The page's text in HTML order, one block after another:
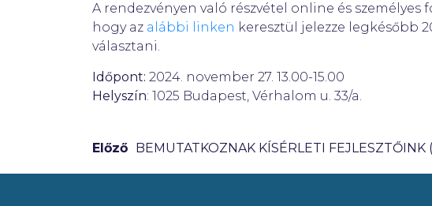
A rendezvényen való részvétel online és
hogy az alábbi linken keresztül jelezze legkésőbb
választani.
Időpont: 2024. november 27. 13.00-15.00
Helyszín: 1025 Budapest, Vérhalom u. 33/a.
Előző BEMUTATKOZNAK KÍSÉRLETI FEJLESZTŐINK